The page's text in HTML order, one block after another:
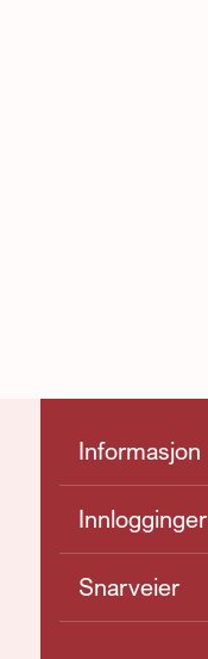
Informasjon
Innlogginger
Snarveier